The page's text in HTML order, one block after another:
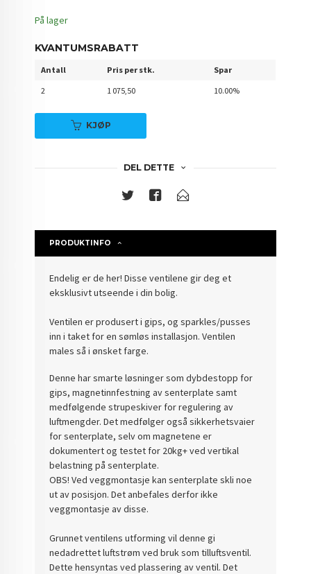
På lager
KVANTUMSRABATT
Antall Pris per stk.
Spar
2
1 075,50 10.00%
KJØP
DEL DETTE
PRODUKTINFO
Endelig er de her! Disse ventilene gir deg et
eksklusivt utseende i din bolig.
Ventilen er produsert i gips, og sparkles/pusses
inn i taket for en sømløs installasjon. Ventilen
males så i ønsket farge.
Denne har smarte løsninger som dybdestopp for
gips, magnetinnfestning av senterplate samt
medfølgende strupeskiver for regulering av
luftmengder. Det medfølger også sikkerhetsvaier
for senterplate, selv om magnetene er
dokumentert og testet for 20kg+ ved vertikal
belastning på senterplate.
OBS! Ved veggmontasje kan senterplate skli noe
ut av posisjon. Det anbefales derfor ikke
veggmontasje av disse.
Grunnet ventilens utforming vil denne gi
nedadrettet luftstrøm ved bruk som tilluftsventil.
Dette hensyntas ved plassering av ventil. Det